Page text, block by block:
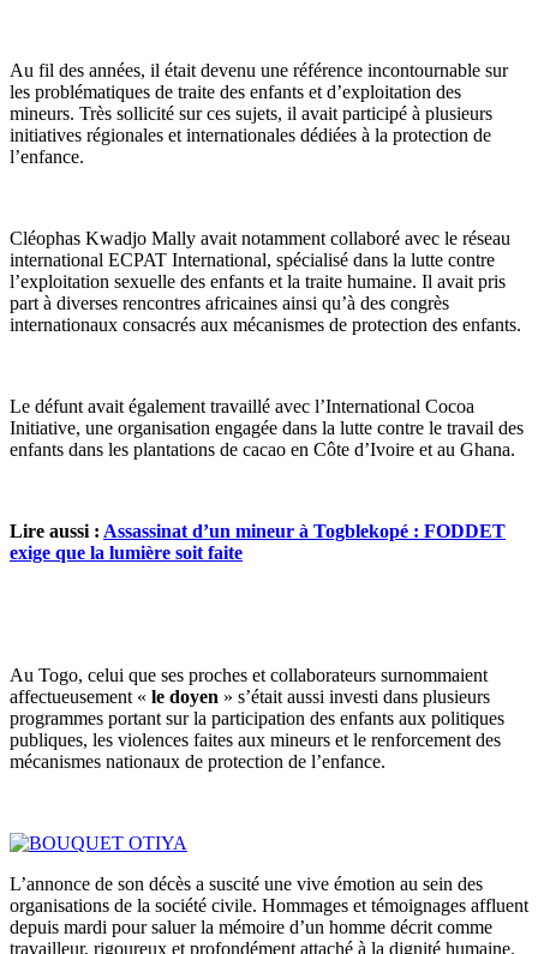
Au fil des années, il était devenu une référence incontournable sur
les problématiques de traite des enfants et d’exploitation des
mineurs. Très sollicité sur ces sujets, il avait participé à plusieurs
initiatives régionales et internationales dédiées à la protection de
l’enfance.
Cléophas Kwadjo Mally avait notamment collaboré avec le réseau
international ECPAT International, spécialisé dans la lutte contre
l’exploitation sexuelle des enfants et la traite humaine. Il avait pris
part à diverses rencontres africaines ainsi qu’à des congrès
internationaux consacrés aux mécanismes de protection des enfants.
Le défunt avait également travaillé avec l’International Cocoa
Initiative, une organisation engagée dans la lutte contre le travail des
enfants dans les plantations de cacao en Côte d’Ivoire et au Ghana.
Lire aussi : Assassinat d’un mineur à Togblekopé : FODDET
exige que la lumière soit faite
Au Togo, celui que ses proches et collaborateurs surnommaient
affectueusement « le doyen » s’était aussi investi dans plusieurs
programmes portant sur la participation des enfants aux politiques
publiques, les violences faites aux mineurs et le renforcement des
mécanismes nationaux de protection de l’enfance.
L’annonce de son décès a suscité une vive émotion au sein des
organisations de la société civile. Hommages et témoignages affluent
depuis mardi pour saluer la mémoire d’un homme décrit comme
travailleur, rigoureux et profondément attaché à la dignité humaine.